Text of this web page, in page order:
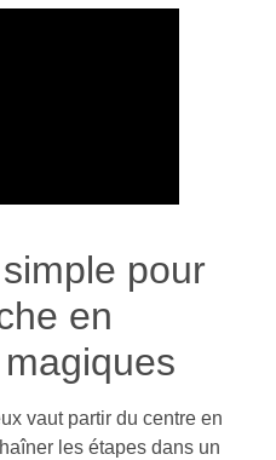
pour
en
vaut partir du centre en
les étapes dans un